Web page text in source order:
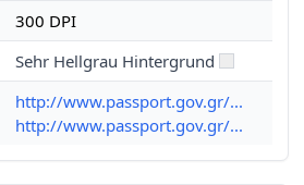
300 DPI
Sehr Hellgrau Hintergrund
http://www.passport.gov.gr/...
http://www.passport.gov.gr/...